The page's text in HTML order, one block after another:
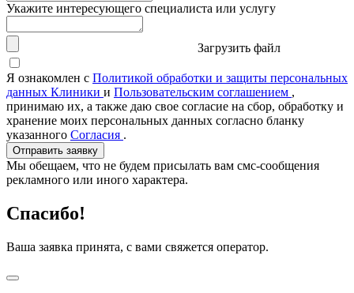
Укажите интересующего специалиста или услугу
Загрузить файл
Я ознакомлен с Политикой обработки и защиты персональных
данных Клиники и Пользовательским соглашением ,
принимаю их, а также даю свое согласие на сбор, обработку и
хранение моих персональных данных согласно бланку
указанного Согласия .
Отправить заявку
Мы обещаем, что не будем присылать вам смс-сообщения
рекламного или иного характера.
Спасибо!
Ваша заявка принята, с вами свяжется оператор.